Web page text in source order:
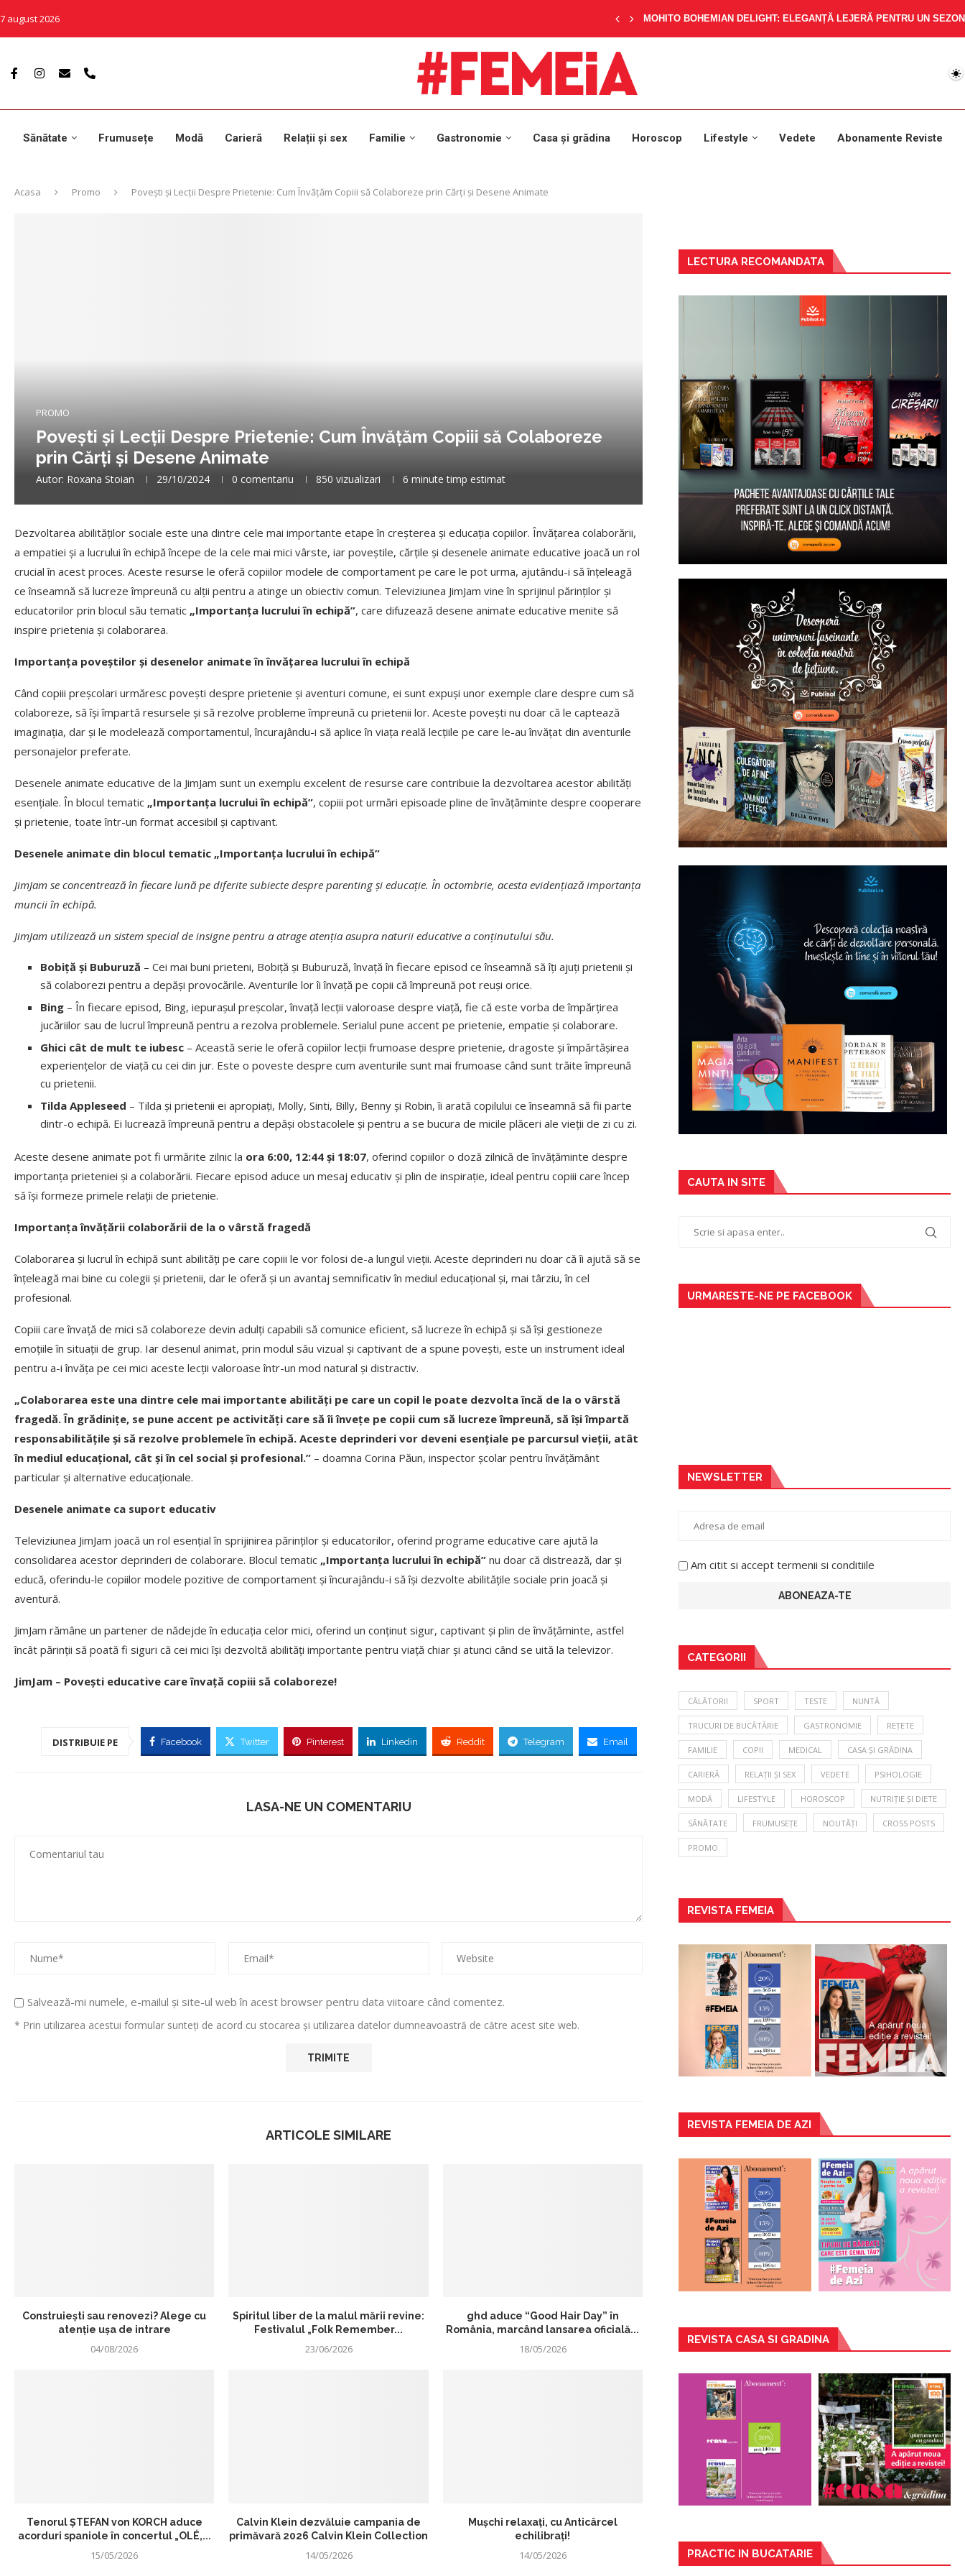
7 august 2026 MOHITO BOHEMIAN DELIGHT: ELEGANȚĂ LEJERĂ PENTRU UN
Sănătate Frumusețe Modă Carieră Relații și sex Familie Gastronomie Casa și grădina Horoscop Lifestyle Vedete Abonamente Reviste
Acasa Promo Povești și Lecții Despre Prietenie: Cum Învățăm Copiii să Colaboreze prin Cărți și Desene Animate
PROMO
Povești și Lecții Despre Prietenie: Cum Învățăm Copiii să Colaboreze
prin Cărți și Desene Animate
Autor: Roxana Stoian 29/10/2024 0 comentariu 850 vizualizari 6 minute timp estimat
Dezvoltarea abilităților sociale este una dintre cele mai importante etape în creșterea și educația copiilor. Învățarea colaborării,
a empatiei și a lucrului în echipă începe de la cele mai mici vârste, iar poveștile, cărțile și desenele animate educative joacă un rol
crucial în acest proces. Aceste resurse le oferă copiilor modele de comportament pe care le pot urma, ajutându-i să înțeleagă
ce înseamnă să lucreze împreună cu alții pentru a atinge un obiectiv comun. Televiziunea JimJam vine în sprijinul părinților și
educatorilor prin blocul său tematic „Importanța lucrului în echipă”, care difuzează desene animate educative menite să
inspire prietenia și colaborarea.
Importanța poveștilor și desenelor animate în învățarea lucrului în echipă
Când copiii preșcolari urmăresc povești despre prietenie și aventuri comune, ei sunt expuși unor exemple clare despre cum să
colaboreze, să își împartă resursele și să rezolve probleme împreună cu prietenii lor. Aceste povești nu doar că le captează
imaginația, dar și le modelează comportamentul, încurajându-i să aplice în viața reală lecțiile pe care le-au învățat din aventurile
personajelor preferate.
Desenele animate educative de la JimJam sunt un exemplu excelent de resurse care contribuie la dezvoltarea acestor abilități
esențiale. În blocul tematic „Importanța lucrului în echipă”, copiii pot urmări episoade pline de învățăminte despre cooperare
și prietenie, toate într-un format accesibil și captivant.
Desenele animate din blocul tematic „Importanța lucrului în echipă”
JimJam se concentrează în fiecare lună pe diferite subiecte despre parenting și educație. În octombrie, acesta evidențiază importanța
muncii în echipă.
JimJam utilizează un sistem special de insigne pentru a atrage atenția asupra naturii educative a conținutului său.
Bobiță și Buburuză – Cei mai buni prieteni, Bobiță și Buburuză, învață în fiecare episod ce înseamnă să îți ajuți prietenii și
să colaborezi pentru a depăși provocările. Aventurile lor îi învață pe copii că împreună pot reuși orice.
Bing – În fiecare episod, Bing, iepurașul preșcolar, învață lecții valoroase despre viață, fie că este vorba de împărțirea
jucăriilor sau de lucrul împreună pentru a rezolva problemele. Serialul pune accent pe prietenie, empatie și colaborare.
Ghici cât de mult te iubesc – Această serie le oferă copiilor lecții frumoase despre prietenie, dragoste și împărtășirea
experiențelor de viață cu cei din jur. Este o poveste despre cum aventurile sunt mai frumoase când sunt trăite împreună
cu prietenii.
Tilda Appleseed – Tilda și prietenii ei apropiați, Molly, Sinti, Billy, Benny și Robin, îi arată copilului ce înseamnă să fii parte
dintr-o echipă. Ei lucrează împreună pentru a depăși obstacolele și pentru a se bucura de micile plăceri ale vieții de zi cu zi.
Aceste desene animate pot fi urmărite zilnic la ora 6:00, 12:44 și 18:07, oferind copiilor o doză zilnică de învățăminte despre
importanța prieteniei și a colaborării. Fiecare episod aduce un mesaj educativ și plin de inspirație, ideal pentru copiii care încep
să își formeze primele relații de prietenie.
Importanța învățării colaborării de la o vârstă fragedă
Colaborarea și lucrul în echipă sunt abilități pe care copiii le vor folosi de-a lungul vieții. Aceste deprinderi nu doar că îi ajută să se
înțeleagă mai bine cu colegii și prietenii, dar le oferă și un avantaj semnificativ în mediul educațional și, mai târziu, în cel
profesional.
Copiii care învață de mici să colaboreze devin adulți capabili să comunice eficient, să lucreze în echipă și să își gestioneze
emoțiile în situații de grup. Iar desenul animat, prin modul său vizual și captivant de a spune povești, este un instrument ideal
pentru a-i învăța pe cei mici aceste lecții valoroase într-un mod natural și distractiv.
„Colaborarea este una dintre cele mai importante abilități pe care un copil le poate dezvolta încă de la o vârstă
fragedă. În grădinițe, se pune accent pe activități care să îi învețe pe copii cum să lucreze împreună, să își împartă
responsabilitățile și să rezolve problemele în echipă. Aceste deprinderi vor deveni esențiale pe parcursul vieții, atât
în mediul educațional, cât și în cel social și profesional.” – doamna Corina Păun, inspector școlar pentru învățământ
particular și alternative educaționale.
Desenele animate ca suport educativ
Televiziunea JimJam joacă un rol esențial în sprijinirea părinților și educatorilor, oferind programe educative care ajută la
consolidarea acestor deprinderi de colaborare. Blocul tematic „Importanța lucrului în echipă” nu doar că distrează, dar și
educă, oferindu-le copiilor modele pozitive de comportament și încurajându-i să își dezvolte abilitățile sociale prin joacă și
aventură.
JimJam rămâne un partener de nădejde în educația celor mici, oferind un conținut sigur, captivant și plin de învățăminte, astfel
încât părinții să poată fi siguri că cei mici își dezvoltă abilități importante pentru viață chiar și atunci când se uită la televizor.
JimJam – Povești educative care învață copiii să colaboreze!
DISTRIBUIE PE Facebook Twitter Pinterest Linkedin Reddit Telegram Email
LASA-NE UN COMENTARIU
Salvează-mi numele, e-mailul și site-ul web în acest browser pentru data viitoare când comentez.
* Prin utilizarea acestui formular sunteți de acord cu stocarea și utilizarea datelor dumneavoastră de către acest site web.
ARTICOLE SIMILARE
Construiești sau renovezi? Alege cu
atenție ușa de intrare
04/08/2026
Spiritul liber de la malul mării revine:
Festivalul „Folk Remember...
23/06/2026
ghd aduce “Good Hair Day” în
România, marcând lansarea oficială...
18/05/2026
Tenorul ŞTEFAN von KORCH aduce
acorduri spaniole în concertul „OLÉ,...
15/05/2026
Calvin Klein dezvăluie campania de
primăvară 2026 Calvin Klein Collection
14/05/2026
Mușchi relaxați, cu Anticârcel
echilibrați!
14/05/2026
LECTURA RECOMANDATA
CAUTA IN SITE
URMARESTE-NE PE FACEBOOK
NEWSLETTER
Am citit si accept termenii si conditiile
CATEGORII
CĂLĂTORII SPORT TESTE NUNTĂ
TRUCURI DE BUCĂTĂRIE GASTRONOMIE REȚETE
FAMILIE COPII MEDICAL CASA ȘI GRĂDINA
CARIERĂ RELAȚII ȘI SEX VEDETE PSIHOLOGIE
MODĂ LIFESTYLE HOROSCOP NUTRIȚIE ȘI DIETE
SĂNĂTATE FRUMUSEȚE NOUTĂȚI CROSS POSTS
PROMO
REVISTA FEMEIA
REVISTA FEMEIA DE AZI
REVISTA CASA SI GRADINA
PRACTIC IN BUCATARIE